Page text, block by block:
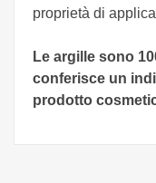
proprietà di
Le argille sono
conferisce un
prodotto